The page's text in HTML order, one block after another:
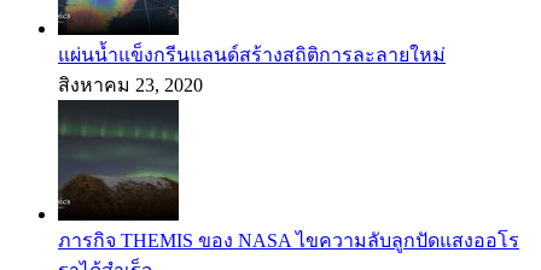
แผ่นน้ำแข็งกรีนแลนด์สร้างสถิติการละลายใหม่
สิงหาคม 23, 2020
ภารกิจ THEMIS ของ NASA ไขความลับลูกปัดแสงออโร